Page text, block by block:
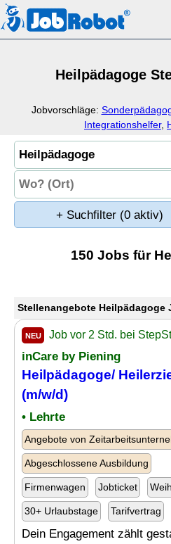
Heilpädagoge
Jobvorschläge:
Integrationshelfer,
+ Suchfilter (0 aktiv)
150 Jobs für
Stellenangebote Heilpädagoge
NEU Job vor 2 Std. bei
inCare by Piening
Heilpädagoge/
(m/w/d)
• Lehrte
Angebote von
Abgeschlossene Ausbildung
Firmenwagen Jobticket
30+ Urlaubstage Tarifvertrag
Dein Engagement zählt